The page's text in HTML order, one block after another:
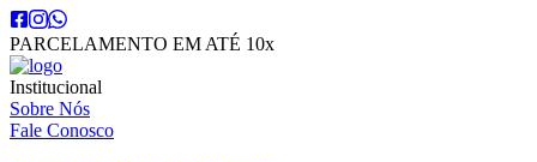
PARCELAMENTO EM ATÉ 10x
Institucional
Sobre Nós
Fale Conosco